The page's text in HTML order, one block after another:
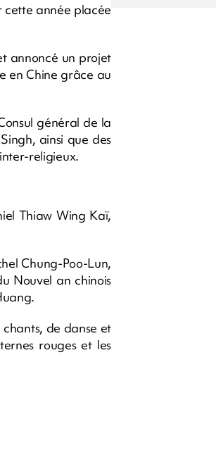
cette année placée
annoncé un projet
en Chine grâce au
général de la
ainsi que des
religieux.
Thiaw Wing Kaï,
Chung-Poo-Lun,
Nouvel an chinois
de danse et
rouges et les